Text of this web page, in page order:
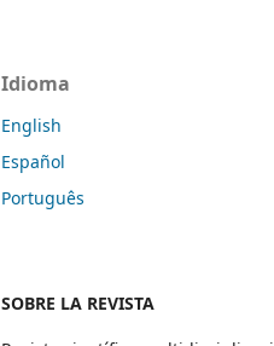
Idioma
English
Español
Português
SOBRE LA REVISTA